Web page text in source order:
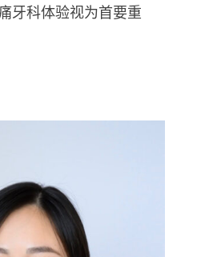
牙科体验视为首要重